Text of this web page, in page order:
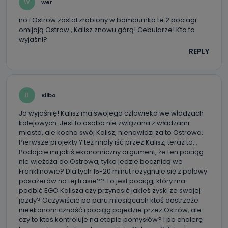
szczególności: imię i nazwisko, adres e-mail, telefon
kontaktowy, adres korespondencyjny. Odbiorcą Pastwa
danych osobowych są pracownicy i współpracownicy
oraz partnerzy wspomagający administratora w jego
biznesowej działalności.
e-mailowo pod adresem: poczta@tvproart.pl
W wer
no i Ostrow zostal zrobiony w bambumko te 2 pociagi
omijają Ostrow , Kalisz znowu górą! Cebularze! Kto to
wyjaśni?
REPLY
B Bilbo
Ja wyjaśnię! Kalisz ma swojego człowieka we władzach
kolejowych. Jest to osoba nie związana z władzami
miasta, ale kocha swój Kalisz, nienawidzi za to Ostrowa.
Pierwsze projekty Y też miały iść przez Kalisz, teraz to…
Podajcie mi jakiś ekonomiczny argument, że ten pociąg
nie wjeżdża do Ostrowa, tylko jedzie bocznicą we
Franklinowie? Dla tych 15-20 minut rezygnuje się z połowy
pasażerów na tej trasie?? To jest pociąg, który ma
podbić EGO Kalisza czy przynosić jakieś zyski ze swojej
jazdy? Oczywiście po paru miesiącach ktoś dostrzeże
nieekonomiczność i pociąg pojedzie przez Ostrów, ale
czy to ktoś kontroluje na etapie pomysłów? I po cholerę